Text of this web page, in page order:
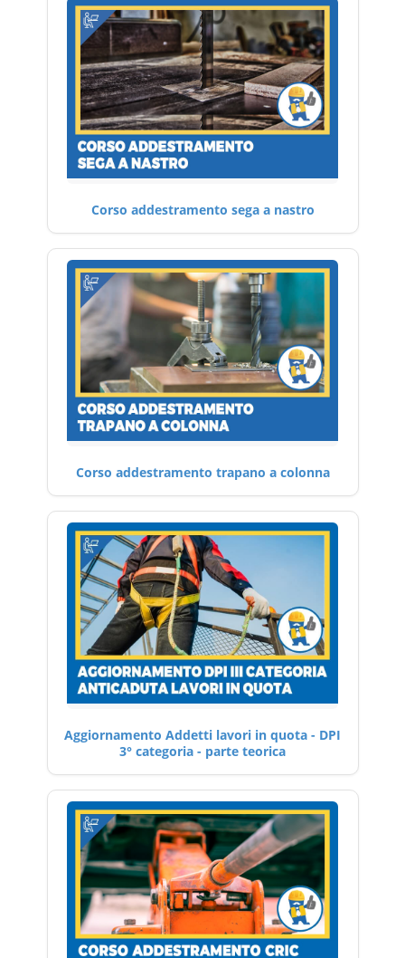
Corso addestramento sega a nastro
Corso addestramento trapano a colonna
Aggiornamento Addetti lavori in quota - DPI
3° categoria - parte teorica